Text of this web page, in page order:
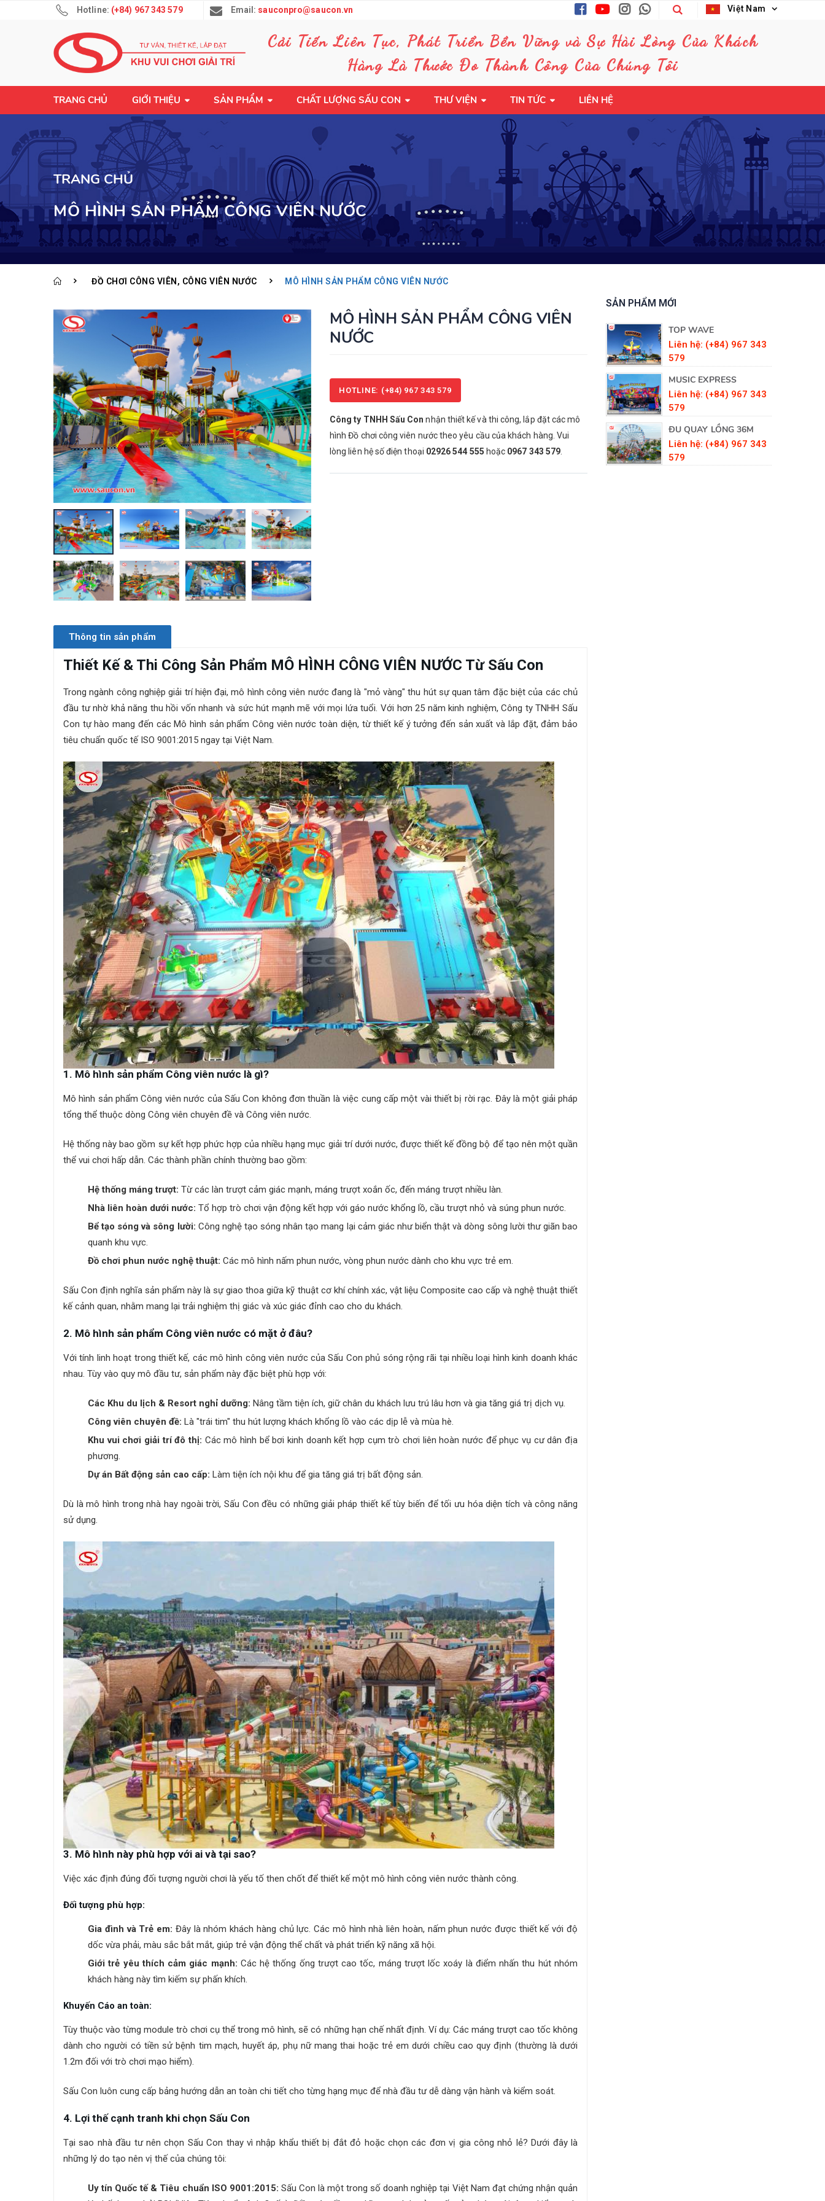
Hotline: (+84) 967 343 579 Email: sauconpro@saucon.vn Việt Nam
Cải Tiến Liên Tục, Phát Triển Bền Vững và Sự Hài Lòng Của Khách
Hàng Là Thước Đo Thành Công Của Chúng Tôi
TRANG CHỦ GIỚI THIỆU SẢN PHẨM CHẤT LƯỢNG SẤU CON THƯ VIỆN TIN TỨC LIÊN HỆ
TRANG CHỦ
MÔ HÌNH SẢN PHẨM CÔNG VIÊN NƯỚC
ĐỒ CHƠI CÔNG VIÊN, CÔNG VIÊN NƯỚC MÔ HÌNH SẢN PHẨM CÔNG VIÊN NƯỚC
MÔ HÌNH SẢN PHẨM CÔNG VIÊN
NƯỚC
HOTLINE: (+84) 967 343 579
Công ty TNHH Sấu Con nhận thiết kế và thi công, lắp đặt các mô
hình Đồ chơi công viên nước theo yêu cầu của khách hàng. Vui
lòng liên hệ số điện thoại 02926 544 555 hoặc 0967 343 579
Thông tin sản phẩm
Thiết Kế & Thi Công Sản Phẩm MÔ HÌNH CÔNG VIÊN NƯỚC Từ Sấu Con
Trong ngành công nghiệp giải trí hiện đại, mô hình công viên nước đang là "mỏ vàng" thu hút sự quan tâm đặc biệt của các chủ
đầu tư nhờ khả năng thu hồi vốn nhanh và sức hút mạnh mẽ với mọi lứa tuổi. Với hơn 25 năm kinh nghiệm, Công ty TNHH Sấu
Con tự hào mang đến các Mô hình sản phẩm Công viên nước toàn diện, từ thiết kế ý tưởng đến sản xuất và lắp đặt, đảm bảo
tiêu chuẩn quốc tế ISO 9001:2015 ngay tại Việt Nam.
1. Mô hình sản phẩm Công viên nước là gì?
Mô hình sản phẩm Công viên nước của Sấu Con không đơn thuần là việc cung cấp một vài thiết bị rời rạc. Đây là một giải pháp
tổng thể thuộc dòng Công viên chuyên đề và Công viên nước.
Hệ thống này bao gồm sự kết hợp phức hợp của nhiều hạng mục giải trí dưới nước, được thiết kế đồng bộ để tạo nên một quần
thể vui chơi hấp dẫn. Các thành phần chính thường bao gồm:
Hệ thống máng trượt: Từ các làn trượt cảm giác mạnh, máng trượt xoắn ốc, đến máng trượt nhiều làn.
Nhà liên hoàn dưới nước: Tổ hợp trò chơi vận động kết hợp với gáo nước khổng lồ, cầu trượt nhỏ và súng phun nước.
Bể tạo sóng và sông lười: Công nghệ tạo sóng nhân tạo mang lại cảm giác như biển thật và dòng sông lười thư giãn bao
quanh khu vực.
Đồ chơi phun nước nghệ thuật: Các mô hình nấm phun nước, vòng phun nước dành cho khu vực trẻ em.
Sấu Con định nghĩa sản phẩm này là sự giao thoa giữa kỹ thuật cơ khí chính xác, vật liệu Composite cao cấp và nghệ thuật thiết
kế cảnh quan, nhằm mang lại trải nghiệm thị giác và xúc giác đỉnh cao cho du khách.
2. Mô hình sản phẩm Công viên nước có mặt ở đâu?
Với tính linh hoạt trong thiết kế, các mô hình công viên nước của Sấu Con phủ sóng rộng rãi tại nhiều loại hình kinh doanh khác
nhau. Tùy vào quy mô đầu tư, sản phẩm này đặc biệt phù hợp với:
Các Khu du lịch & Resort nghỉ dưỡng: Nâng tầm tiện ích, giữ chân du khách lưu trú lâu hơn và gia tăng giá trị dịch vụ.
Công viên chuyên đề: Là "trái tim" thu hút lượng khách khổng lồ vào các dịp lễ và mùa hè.
Khu vui chơi giải trí đô thị: Các mô hình bể bơi kinh doanh kết hợp cụm trò chơi liên hoàn nước để phục vụ cư dân địa
phương.
Dự án Bất động sản cao cấp: Làm tiện ích nội khu để gia tăng giá trị bất động sản.
Dù là mô hình trong nhà hay ngoài trời, Sấu Con đều có những giải pháp thiết kế tùy biến để tối ưu hóa diện tích và công năng
sử dụng.
3. Mô hình này phù hợp với ai và tại sao?
Việc xác định đúng đối tượng người chơi là yếu tố then chốt để thiết kế một mô hình công viên nước thành công.
Đối tượng phù hợp:
Gia đình và Trẻ em: Đây là nhóm khách hàng chủ lực. Các mô hình nhà liên hoàn, nấm phun nước được thiết kế với độ
dốc vừa phải, màu sắc bắt mắt, giúp trẻ vận động thể chất và phát triển kỹ năng xã hội.
Giới trẻ yêu thích cảm giác mạnh: Các hệ thống ống trượt cao tốc, máng trượt lốc xoáy là điểm nhấn thu hút nhóm
khách hàng này tìm kiếm sự phấn khích.
Khuyến Cáo an toàn:
Tùy thuộc vào từng module trò chơi cụ thể trong mô hình, sẽ có những hạn chế nhất định. Ví dụ: Các máng trượt cao tốc không
dành cho người có tiền sử bệnh tim mạch, huyết áp, phụ nữ mang thai hoặc trẻ em dưới chiều cao quy định (thường là dưới
1.2m đối với trò chơi mạo hiểm).
Sấu Con luôn cung cấp bảng hướng dẫn an toàn chi tiết cho từng hạng mục để nhà đầu tư dễ dàng vận hành và kiểm soát.
4. Lợi thế cạnh tranh khi chọn Sấu Con
Tại sao nhà đầu tư nên chọn Sấu Con thay vì nhập khẩu thiết bị đắt đỏ hoặc chọn các đơn vị gia công nhỏ lẻ? Dưới đây là
những lý do tạo nên vị thế của chúng tôi:
Uy tín Quốc tế & Tiêu chuẩn ISO 9001:2015: Sấu Con là một trong số doanh nghiệp tại Việt Nam đạt chứng nhận quản
SẢN PHẨM MỚI
TOP WAVE
Liên hệ: (+84) 967 343
MUSIC EXPRESS
Liên hệ: (+84) 967 343
ĐU QUAY LỒNG 36M
Liên hệ: (+84) 967 343
579
ĐU QUAY LỒNG 36M
Liên hệ: (+84) 967 343
579
TOP WAVE
Liên hệ: (+84) 967 343
579
MUSIC EXPRESS
Liên hệ: (+84) 967 343
579
ĐU QUAY LỒNG 36M
Liên hệ: (+84) 967 343
579